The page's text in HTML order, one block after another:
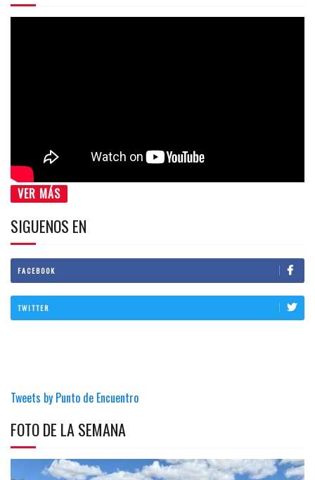
VER MÁS
SIGUENOS EN
FACEBOOK
TWITTER
Tweets by Punto de Encuentro
FOTO DE LA SEMANA